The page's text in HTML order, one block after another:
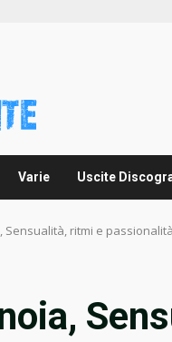
Varie Uscite
Sensualità, ritmi e